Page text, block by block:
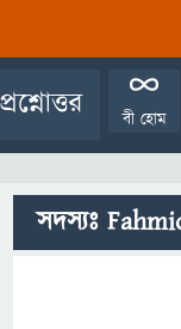
বী হোম
সদস্যঃ